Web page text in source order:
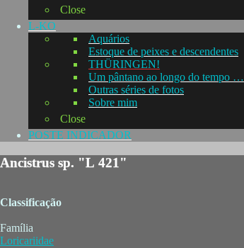
Close
L-KO
Aquários
Estoque de peixes e descendentes
THÜRINGEN!
Um pântano ao longo do tempo …
Outras séries de fotos
Sobre mim
Close
POSTE INDICADOR
Ancistrus sp. "L 421"
Classificação
Família
Loricariidae